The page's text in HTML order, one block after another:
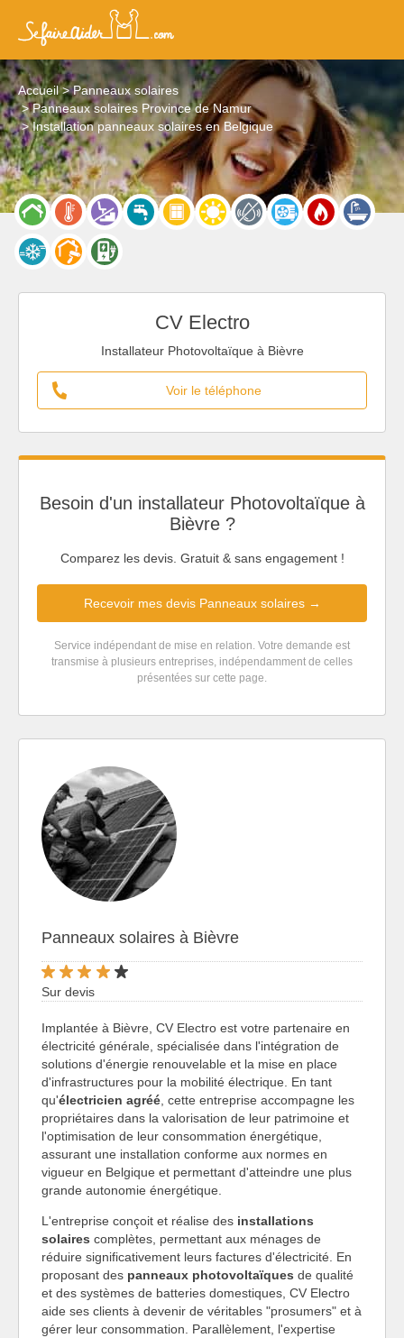
Accueil
Panneaux solaires
Panneaux solaires Province de Namur
Installation panneaux solaires en Belgique
CV Electro
Installateur Photovoltaïque à Bièvre
Voir le téléphone
Besoin d'un installateur Photovoltaïque à
Bièvre ?
Comparez les devis. Gratuit & sans engagement !
Recevoir mes devis Panneaux solaires →
Service indépendant de mise en relation. Votre demande est
transmise à plusieurs entreprises, indépendamment de celles
présentées sur cette page.
Panneaux solaires à Bièvre
Sur devis
Implantée à Bièvre, CV Electro est votre partenaire en
électricité générale, spécialisée dans l'intégration de
solutions d'énergie renouvelable et la mise en place
d'infrastructures pour la mobilité électrique. En tant
qu'électricien agréé , cette entreprise accompagne les
propriétaires dans la valorisation de leur patrimoine et
l'optimisation de leur consommation énergétique,
assurant une installation conforme aux normes en
vigueur en Belgique et permettant d'atteindre une plus
grande autonomie énergétique.
L'entreprise conçoit et réalise des installations
solaires complètes, permettant aux ménages de
réduire significativement leurs factures d'électricité. En
proposant des panneaux photovoltaïques de qualité
et des systèmes de batteries domestiques, CV Electro
aide ses clients à devenir de véritables "prosumers" et à
gérer leur consommation. Parallèlement, l'expertise